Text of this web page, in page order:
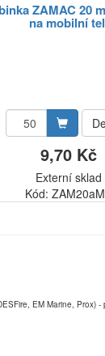
ZAMAC 20
na mobilní
9,70 Kč
Externí sklad
Kód:
EM Marine,